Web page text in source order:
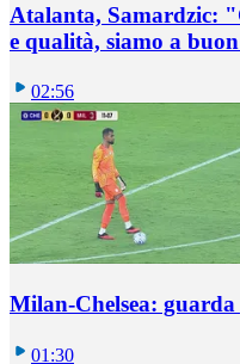
Atalanta, Samardzic:
e qualità, siamo a
02:56
Milan-Chelsea:
01:30